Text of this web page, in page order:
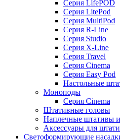
Серия LifePOD
Серия LitePod
Серия MultiPod
Серия R-Line
Серия Studio
Серия X-Line
Серия Travel
Серия Cinema
Серия Easy Pod
Настольные
Моноподы
Серия Cinema
Штативные головы
Наплечные штативы
Аксессуары для
Светоформирующие